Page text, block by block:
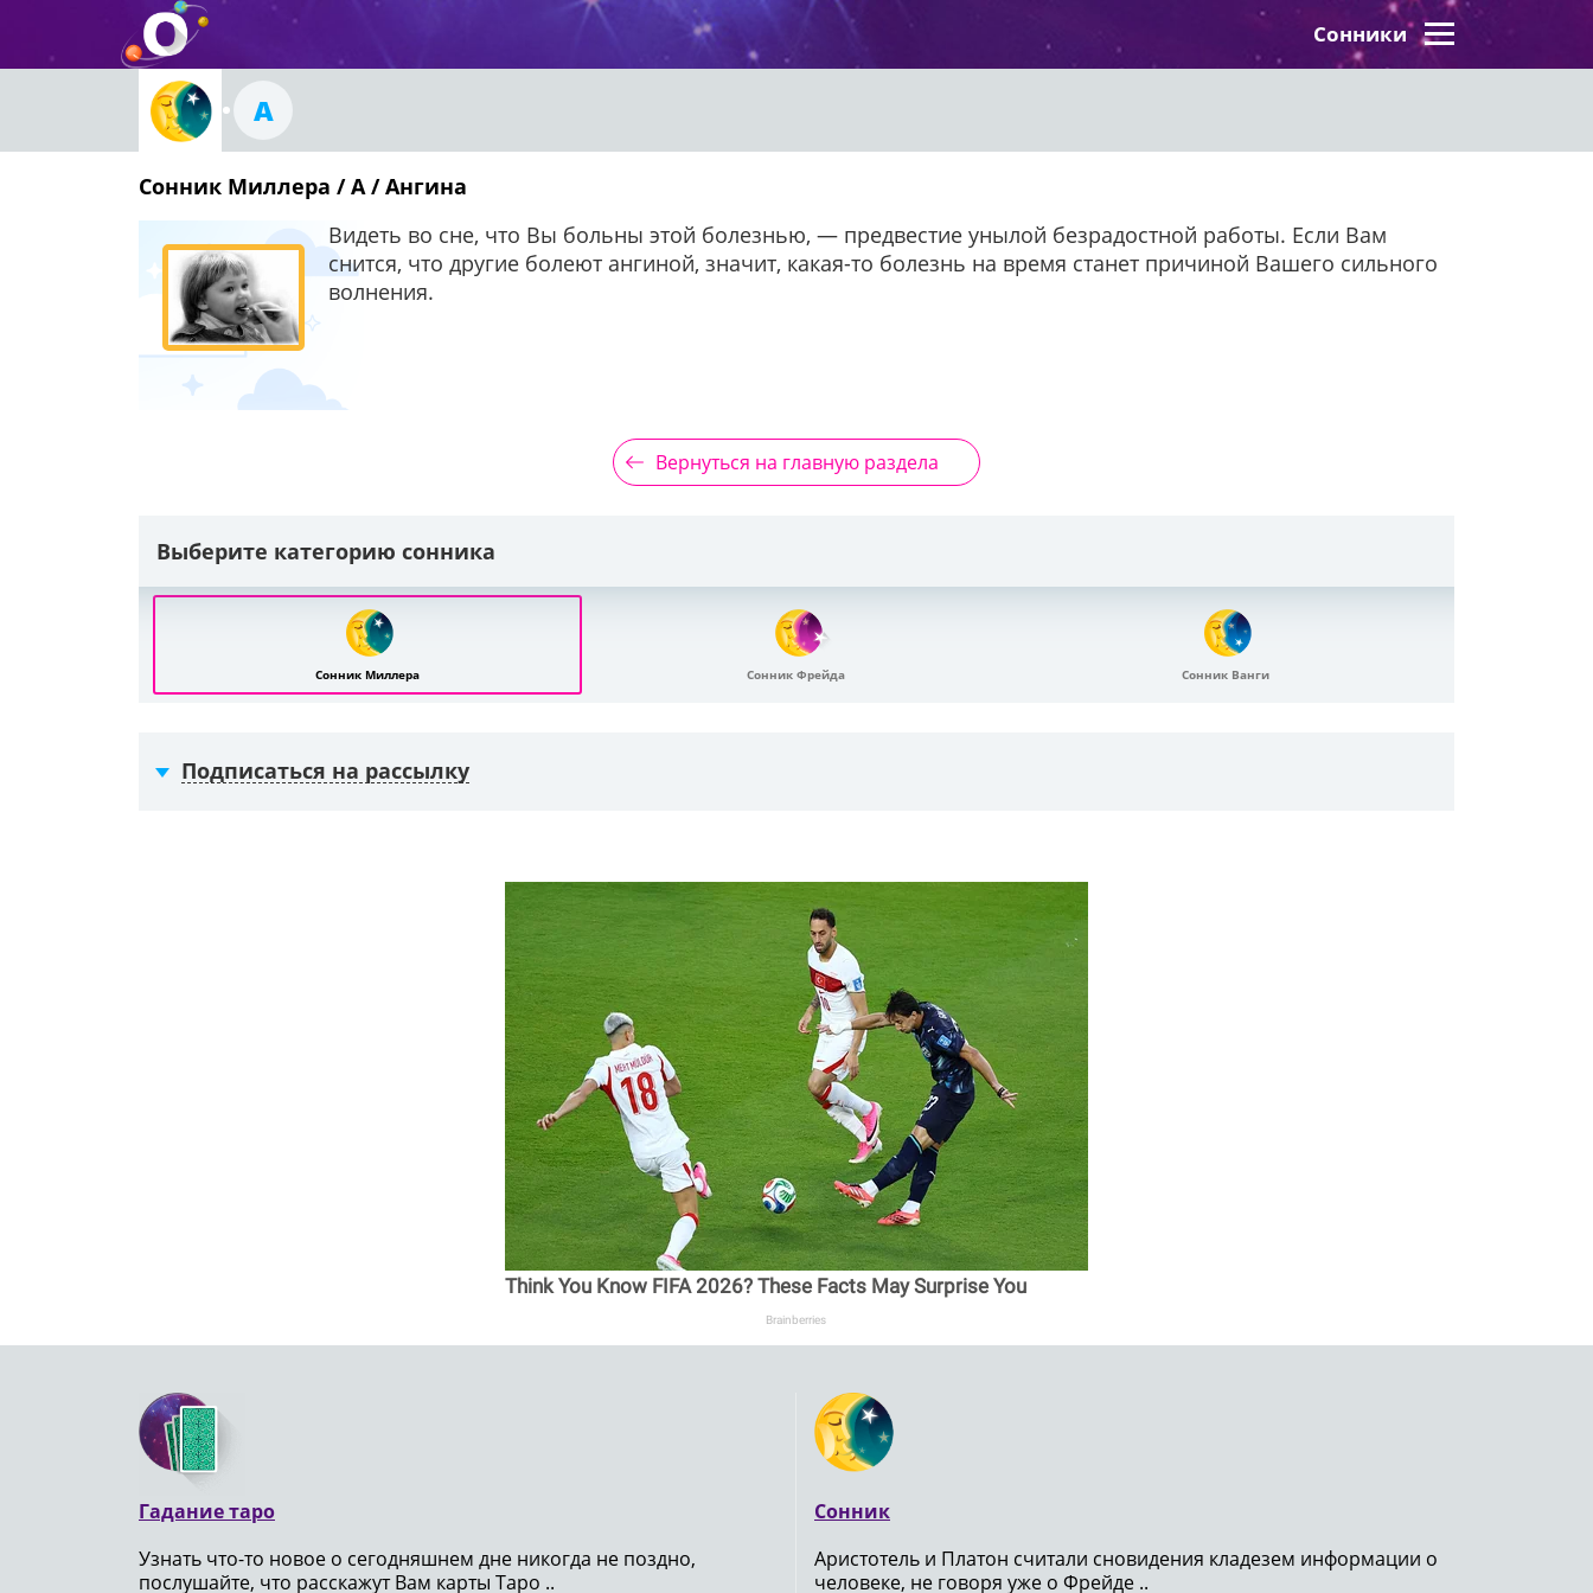
Сонники
А
Сонник Миллера / А / Ангина
Видеть во сне, что Вы больны этой болезнью, — предвестие унылой безрадостной работы. Если Вам
снится, что другие болеют ангиной, значит, какая-то болезнь на время станет причиной Вашего сильного
волнения.
Вернуться на главную раздела
Выберите категорию сонника
Сонник Миллера Сонник Фрейда Сонник Ванги
Подписаться на рассылку
Think You Know FIFA 2026? These Facts May Surprise You
Brainberries
Гадание таро
Узнать что-то новое о сегодняшнем дне никогда не поздно,
послушайте, что расскажут Вам карты Таро ..
Сонник
Аристотель и Платон считали сновидения кладезем информации о
человеке, не говоря уже о Фрейде ..